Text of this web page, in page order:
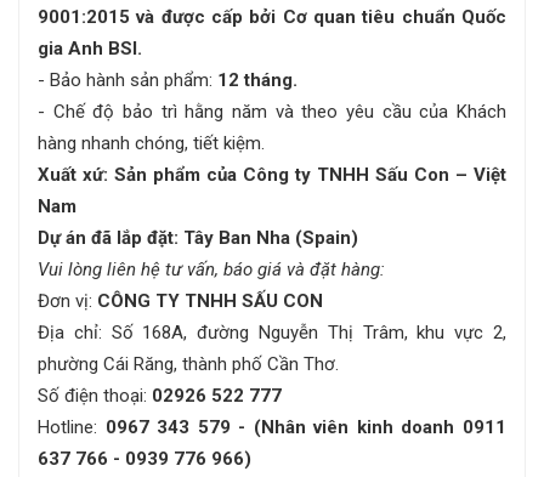
9001:2015 và được cấp bởi Cơ quan tiêu chuẩn Quốc
gia Anh BSI.
- Bảo hành sản phẩm: 12 tháng.
- Chế độ bảo trì hằng năm và theo yêu cầu của Khách
hàng nhanh chóng, tiết kiệm.
Xuất xứ: Sản phẩm của Công ty TNHH Sấu Con – Việt
Nam
Dự án đã lắp đặt: Tây Ban Nha (Spain)
Vui lòng liên hệ tư vấn, báo giá và đặt hàng:
Đơn vị: CÔNG TY TNHH SẤU CON
Địa chỉ: Số 168A, đường Nguyễn Thị Trâm, khu vực 2,
phường Cái Răng, thành phố Cần Thơ.
Số điện thoại: 02926 522 777
Hotline: 0967 343 579 - (Nhân viên kinh doanh 0911
637 766 - 0939 776 966)